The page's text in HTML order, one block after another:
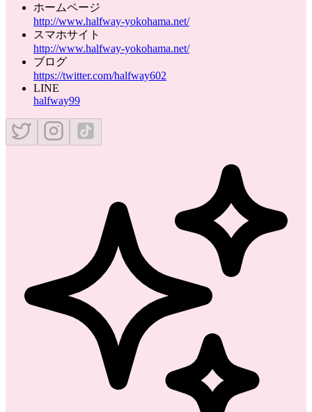
ホームページ
http://www.halfway-yokohama.net/
スマホサイト
http://www.halfway-yokohama.net/
ブログ
https://twitter.com/halfway602
LINE
halfway99